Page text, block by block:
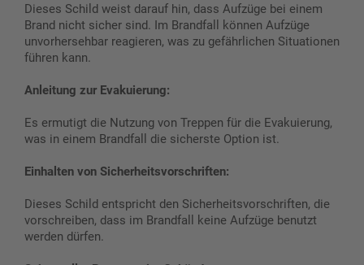
Dieses Schild weist darauf hin, dass Aufzüge bei einem
Brand nicht sicher sind. Im Brandfall können Aufzüge
unvorhersehbar reagieren, was zu gefährlichen Situationen
führen kann.
Anleitung zur Evakuierung:
Es ermutigt die Nutzung von Treppen für die Evakuierung,
was in einem Brandfall die sicherste Option ist.
Einhalten von Sicherheitsvorschriften:
Dieses Schild entspricht den Sicherheitsvorschriften, die
vorschreiben, dass im Brandfall keine Aufzüge benutzt
werden dürfen.